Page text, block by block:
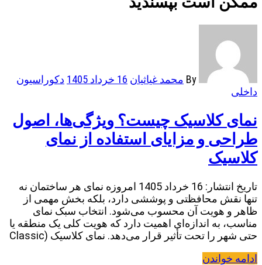
محمد غیاثیان 16 خرداد 1405
دکوراسیون
داخلی
نمای کلاسیک چیست؟ ویژگی‌ها، اصول
طراحی و مزایای استفاده از نمای
کلاسیک
تاریخ انتشار: 16 خرداد 1405 امروزه نمای هر ساختمان نه
تنها نقش محافظتی و پوششی دارد، بلکه بخش مهمی از
ظاهر و هویت آن محسوب می‌شود. انتخاب سبک نمای
مناسب، به اندازه‌ای اهمیت دارد که هویت کلی یک منطقه یا
حتی شهر را تحت تأثیر قرار می‌دهد. نمای کلاسیک (Classic
ادامه خواندن